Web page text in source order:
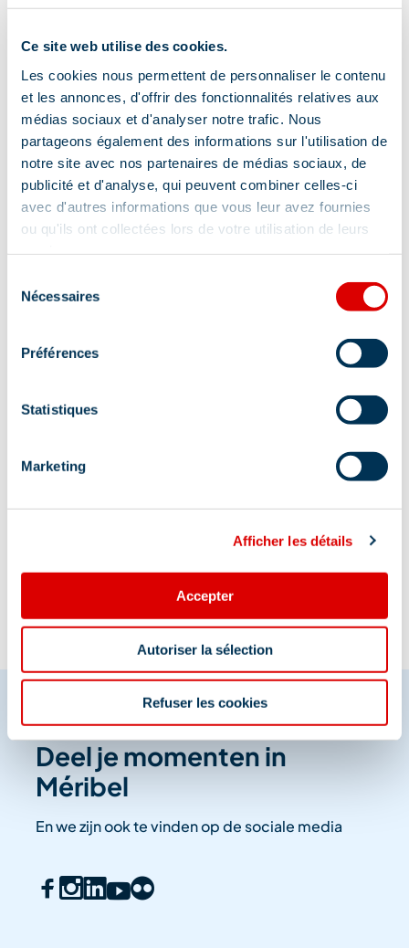
Ce site web utilise des cookies.
Les cookies nous permettent de personnaliser le contenu
et les annonces, d'offrir des fonctionnalités relatives aux
médias sociaux et d'analyser notre trafic. Nous
partageons également des informations sur l'utilisation de
notre site avec nos partenaires de médias sociaux, de
publicité et d'analyse, qui peuvent combiner celles-ci
avec d'autres informations que vous leur avez fournies
ou qu'ils ont collectées lors de votre utilisation de leurs
Nécessaires
Préférences
Statistiques
Marketing
Afficher les détails
Accepter
Autoriser la sélection
Refuser les cookies
Adres
27 place Maurice Front, 73550 Méribel, 73550
Bij hevige regenval wordt het evenement
Informatie bijgewerkt op
Deel je momenten in
Méribel
En we zijn ook te vinden op de sociale media